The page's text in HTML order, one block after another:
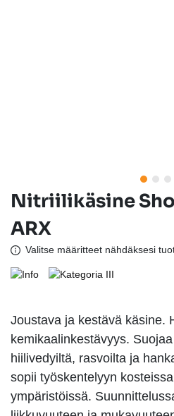
Nitriilikäsine
ARX
Valitse määritteet nähdäksesi
Joustava ja kestävä käsine.
kemikaalinkestävyys.
hiilivedyiltä, rasvoilta ja
sopii työskentelyyn
ympäristöissä.